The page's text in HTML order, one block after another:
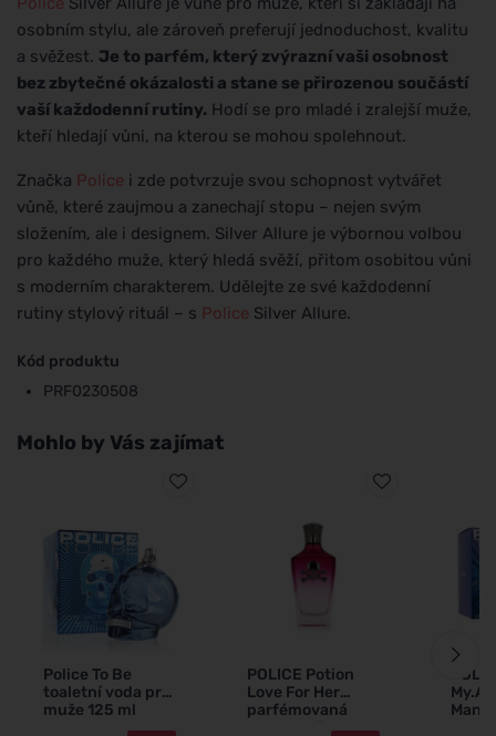
osobním stylu, ale zároveň preferují jednoduchost, kvalitu
a svěžest. Je to parfém, který zvýrazní vaši osobnost
bez zbytečné okázalosti a stane se přirozenou součástí
vaší každodenní rutiny. Hodí se pro mladé i zralejší muže,
kteří hledají vůni, na kterou se mohou spolehnout.
Značka Police i zde potvrzuje svou schopnost vytvářet
vůně, které zaujmou a zanechají stopu – nejen svým
složením, ale i designem. Silver Allure je výbornou volbou
pro každého muže, který hledá svěží, přitom osobitou vůni
s moderním charakterem. Udělejte ze své každodenní
rutiny stylový rituál – s Police Silver Allure.
Kód produktu
PRF0230508
Mohlo by Vás zajímat
Police To Be
toaletní voda pro
muže 125 ml
POLICE Potion
Love For Her
parfémovaná
voda pro ženy
Man